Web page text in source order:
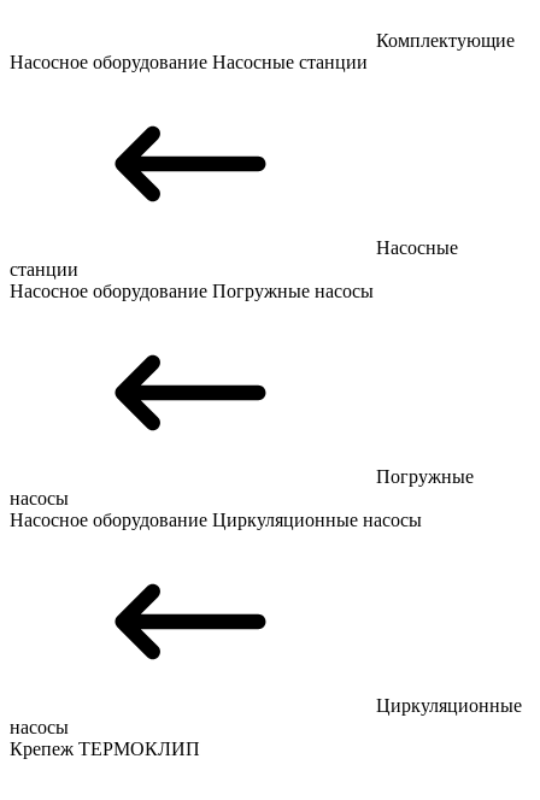
Комплектующие
Насосное оборудование Насосные станции
Насосные
станции
Насосное оборудование Погружные насосы
Погружные
насосы
Насосное оборудование Циркуляционные насосы
Циркуляционные
насосы
Крепеж ТЕРМОКЛИП